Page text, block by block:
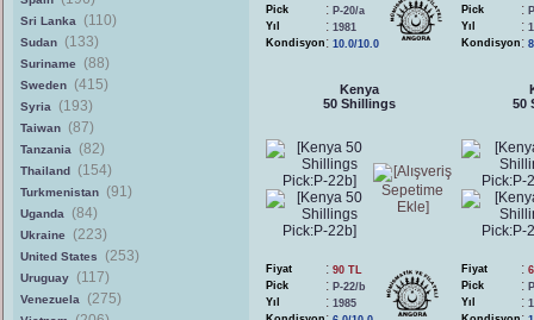
Sri Lanka (110)
Sudan (133)
Suriname (88)
Sweden (415)
Syria (193)
Taiwan (87)
Tanzania (82)
Thailand (154)
Turkmenistan (91)
Uganda (84)
Ukraine (223)
United States (253)
Uruguay (117)
Venezuela (275)
Pick
: P-20/a
Yıl
: 1981
Kondisyon : 10.0/10.0
Pick
:
Yıl
:
Kondisyon :
Kenya
50 Shillings
Fiyat : 90 TL
Pick
: P-22/b
Yıl
: 1985
50
Fiyat :
Pick
:
Yıl
: